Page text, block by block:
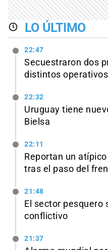
LO ÚLTIMO
22:47
Secuestraron dos
distintos operativos
22:32
Uruguay tiene
Bielsa
22:11
Reportan un
tras el paso del
21:48
El sector pesquero
conflictivo
21:37